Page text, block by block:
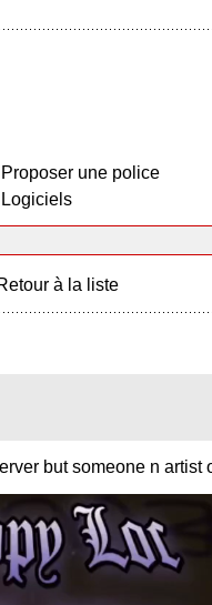
Proposer une police
Logiciels
à la liste
but someone n artist